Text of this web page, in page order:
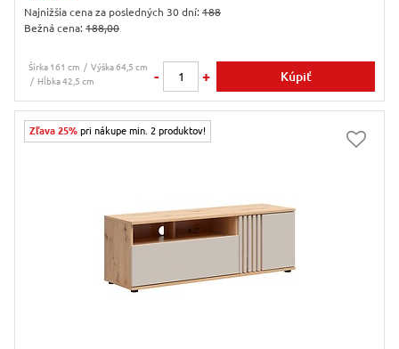
Najnižšia cena za posledných 30 dní: 188
Bežná cena: 188,00
Šírka 161 cm
Výška 64,5 cm
Hĺbka 42,5 cm
- + Kúpiť
Zľava 25% pri nákupe min. 2 produktov!